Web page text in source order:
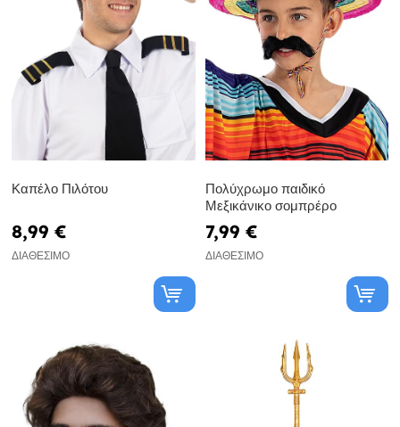
Καπέλο Πιλότου
8,99 €
ΔΙΑΘΈΣΙΜΟ
Πολύχρωμο παιδικό
Μεξικάνικο σομπρέρο
7,99 €
ΔΙΑΘΈΣΙΜΟ